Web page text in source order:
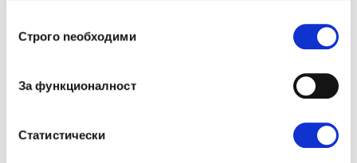
наСтрого nеобходими
За функционалност
Статистически
включително получаване на информация за
информация, свързана с услугите и
съгласно описаното в
Личните ми данни ще бъдат